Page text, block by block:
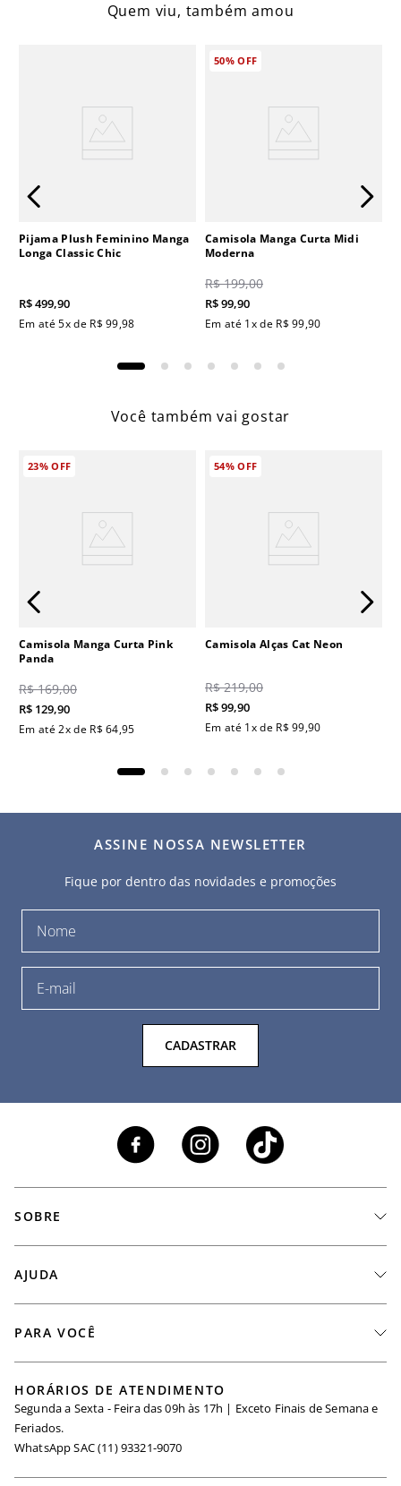
Quem viu, também amou
Pijama Plush Feminino Manga
Longa Classic Chic
R$499,90
Em até5x de R$ 99,98
50%OFF
Camisola Manga Curta Midi
Moderna
R$ 199,00
R$99,90
Em até 1x de R$ 99,90
Você também vai gostar
23%OFF
Camisola Manga Curta Pink
Panda
R$ 169,00
R$ 129,90
Em até2x de R$ 64,95
54%OFF
Camisola Alças Cat Neon
R$ 219,00
R$99,90
Em até 1x de R$ 99,90
ASSINE NOSSA NEWSLETTER
Fique por dentro das novidades e promoções
CADASTRAR
SOBRE
Seja um Revendedor
Igualdade Salarial
Requisição de Dados
AJUDA
Minha Conta
Trocas
PARA VOCÊ
Maternidade
Seja um Afiliado
HORÁRIOS DE ATENDIMENTO
Segunda a Sexta - Feira das 09h às 17h | Exceto Finais de Semana e
Feriados.
WhatsApp SAC (11) 93321-9070